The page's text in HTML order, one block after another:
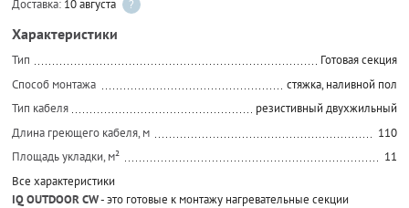
Доставка: 10 августа ?
Характеристики
Тип
Готовая секция
Способ монтажа
стяжка, наливной пол
Тип кабеля
резистивный двухжильный
Длина греющего кабеля, м
110
Площадь укладки, м²
11
Все характеристики
IQ OUTDOOR CW- это готовые к монтажу нагревательные секции